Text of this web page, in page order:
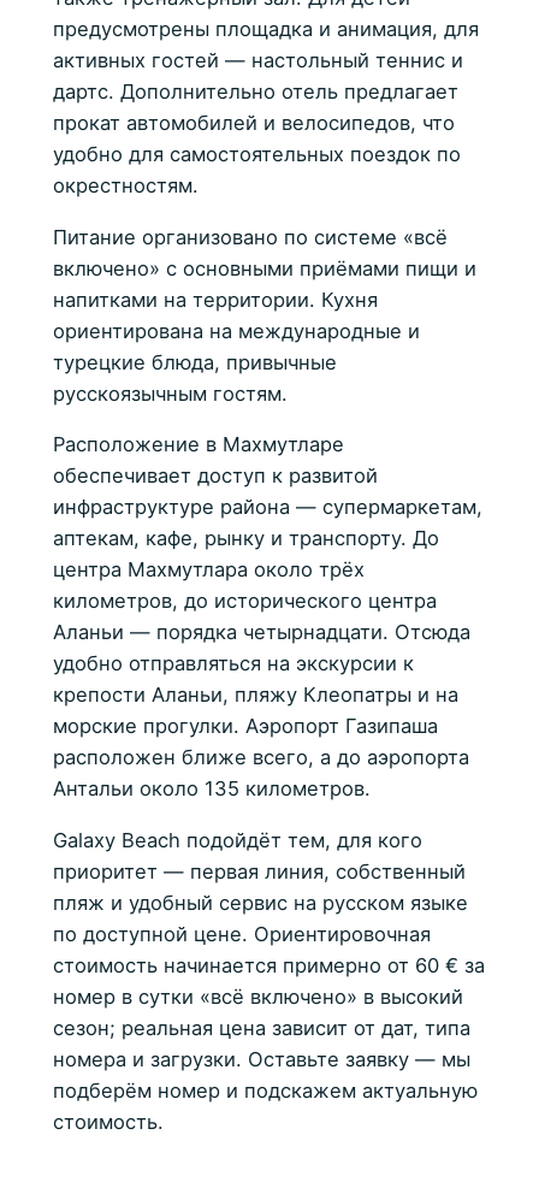
предусмотрены площадка и анимация, для
активных гостей — настольный теннис и
дартс. Дополнительно отель предлагает
прокат автомобилей и велосипедов, что
удобно для самостоятельных поездок по
окрестностям.
Питание организовано по системе «всё
включено» с основными приёмами пищи и
напитками на территории. Кухня
ориентирована на международные и
турецкие блюда, привычные
русскоязычным гостям.
Расположение в Махмутларе
обеспечивает доступ к развитой
инфраструктуре района — супермаркетам,
аптекам, кафе, рынку и транспорту. До
центра Махмутлара около трёх
километров, до исторического центра
Аланьи — порядка четырнадцати. Отсюда
удобно отправляться на экскурсии к
крепости Аланьи, пляжу Клеопатры и на
морские прогулки. Аэропорт Газипаша
расположен ближе всего, а до аэропорта
Антальи около 135 километров.
Galaxy Beach подойдёт тем, для кого
приоритет — первая линия, собственный
пляж и удобный сервис на русском языке
по доступной цене. Ориентировочная
стоимость начинается примерно от 60 € за
номер в сутки «всё включено» в высокий
сезон; реальная цена зависит от дат, типа
номера и загрузки. Оставьте заявку — мы
подберём номер и подскажем актуальную
стоимость.